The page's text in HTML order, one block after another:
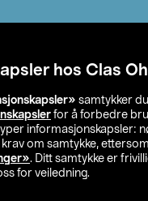
hos Clas
samtykker
for å forbedre
informasjonskapsler:
om samtykke,
. Ditt samtykke er
for veiledning.